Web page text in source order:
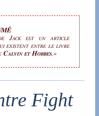
Jackest un article
existent entre le livre
Calvin et Hobbes.
Fight